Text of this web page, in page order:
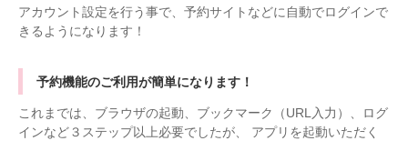
アカウント設定を行う事で、予約サイトなどに自動でログインで
きるようになります！
予約機能のご利用が簡単になります！
これまでは、ブラウザの起動、ブックマーク（URL入力）、ログ
インなど３ステップ以上必要でしたが、 アプリを起動いただく